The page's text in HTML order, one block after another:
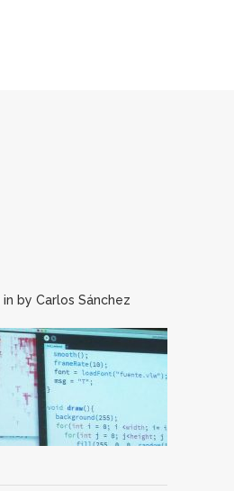
in by Carlos Sánchez